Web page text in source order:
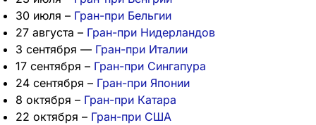
30 июля – Гран-при Бельгии
27 августа – Гран-при Нидерландов
3 сентября — Гран-при Италии
17 сентября – Гран-при Сингапура
24 сентября – Гран-при Японии
8 октября – Гран-при Катара
22 октября – Гран-при США